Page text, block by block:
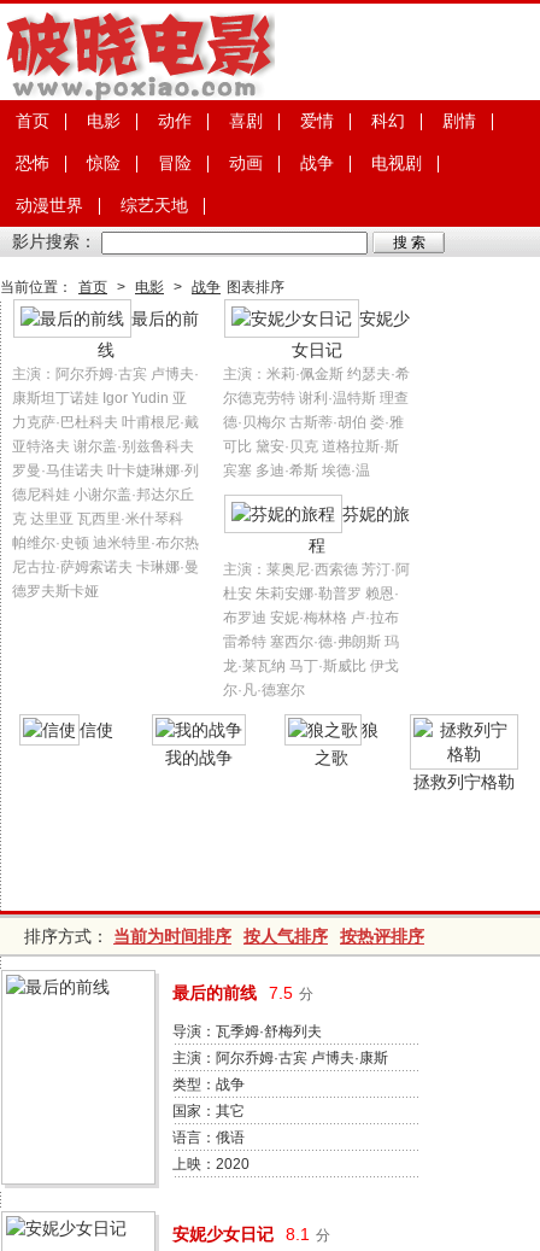
首页 电影 动作 喜剧 爱情 科幻 剧情
恐怖 惊险 冒险 动画 战争 电视剧
动漫世界
综艺天地
影片搜索：
当前位置： 首页 > 电影 > 战争 图表排序
最后的前
线
主演：阿尔乔姆·古宾 卢博夫·
康斯坦丁诺娃 Igor Yudin 亚
力克萨·巴杜科夫 叶甫根尼·戴
亚特洛夫 谢尔盖·别兹鲁科夫
罗曼·马佳诺夫 叶卡婕琳娜·列
德尼科娃 小谢尔盖·邦达尔丘
克 达里亚 瓦西里·米什琴科
帕维尔·史顿 迪米特里·布尔热
尼古拉·萨姆索诺夫 卡琳娜·曼
德罗夫斯卡娅
安妮少
女日记
主演：米莉·佩金斯 约瑟夫·希
尔德克劳特 谢利·温特斯 理查
德·贝梅尔 古斯蒂·胡伯 娄·雅
可比 黛安·贝克 道格拉斯·斯
宾塞 多迪·希斯 埃德·温
芬妮的旅
程
主演：莱奥尼·西索德 芳汀·阿
杜安 朱莉安娜·勒普罗 赖恩·
布罗迪 安妮·梅林格 卢·拉布
雷希特 塞西尔·德·弗朗斯 玛
龙·莱瓦纳 马丁·斯威比 伊戈
尔·凡·德塞尔
信使
我的战争
狼
之歌
拯救列宁格勒
排序方式： 当前为时间排序 按人气排序 按热评排序
最后的前线 7.5 分
导演：瓦季姆·舒梅列夫
主演：阿尔乔姆·古宾 卢博夫·康斯
坦丁诺娃 Igor Yudin 亚力克萨·巴杜
科夫 叶甫根尼·戴亚特洛夫 谢尔盖·
别兹鲁科夫 罗曼·马佳诺夫 叶卡婕
琳娜·列德尼科娃 小谢尔盖·邦达尔
萨姆索诺夫 卡琳娜·曼德罗夫斯卡
类型：战争
国家：其它
语言：俄语
上映：2020
安妮少女日记 8.1 分